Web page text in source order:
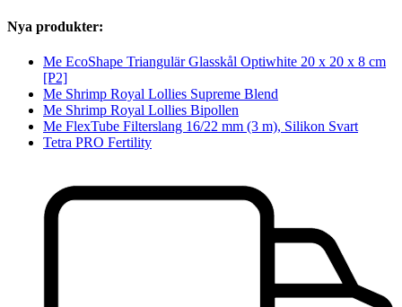
Nya produkter:
Me EcoShape Triangulär Glasskål Optiwhite 20 x 20 x 8 cm
[P2]
Me Shrimp Royal Lollies Supreme Blend
Me Shrimp Royal Lollies Bipollen
Me FlexTube Filterslang 16/22 mm (3 m), Silikon Svart
Tetra PRO Fertility